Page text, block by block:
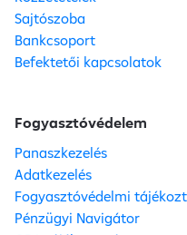
Sajtószoba
Bankcsoport
Befektetői kapcsolatok
Fogyasztóvédelem
Panaszkezelés
Adatkezelés
Fogyasztóvédelmi
Pénzügyi Navigátor